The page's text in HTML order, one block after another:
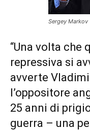
Sergey Markov
“Una volta che
repressiva si
avverte
l’oppositore
25 anni di
guerra – una